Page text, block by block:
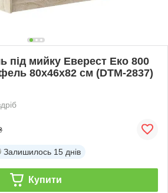
під мийку Еверест Еко 800
80х46х82 см (DTM-2837)
Залишилось 15 днів
Купити